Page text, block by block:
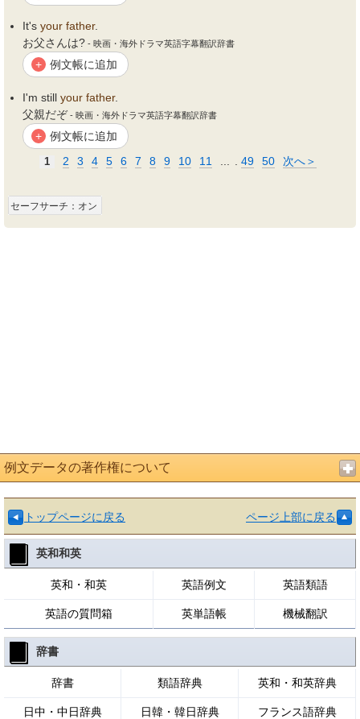
It's your father.
お父さんは? - 映画・海外ドラマ英語字幕翻訳辞書
+ 例文帳に追加
I'm still your father.
父親だぞ- 映画・海外ドラマ英語字幕翻訳辞書
+ 例文帳に追加
1 2 3 4 5 6 7 8 9 10 11 49 50 次へ＞
セーフサーチ：オン
例文データの著作権について
トップページに戻る ページ上部に戻る
英和和英
英和・和英 英語例文 英語類語
英語の質問箱 英単語帳 機械翻訳
辞書
辞書 類語辞典 英和・和英辞典
日中・中日辞典 日韓・韓日辞典 フランス語辞典